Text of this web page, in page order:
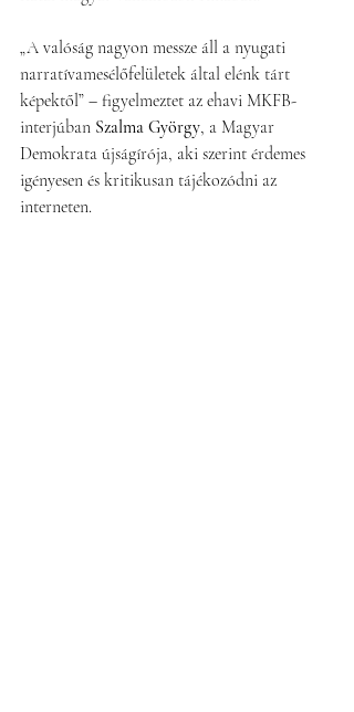
„A valóság nagyon messze áll a nyugati
narratívamesélőfelületek által elénk tárt
képektől” – figyelmeztet az ehavi MKFB-
interjúban Szalma György, a Magyar
Demokrata újságírója, aki szerint érdemes
igényesen és kritikusan tájékozódni az
interneten.